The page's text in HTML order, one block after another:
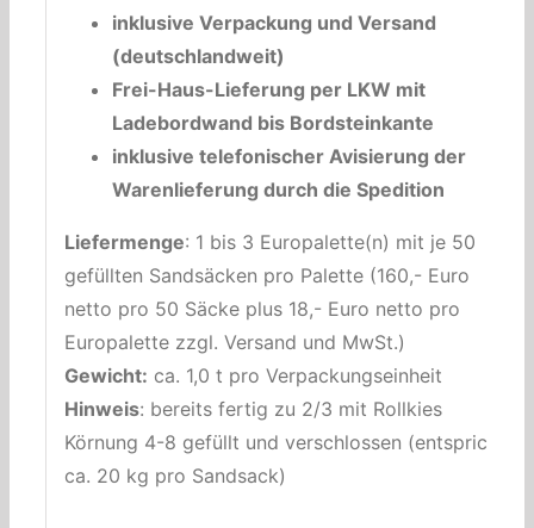
inklusive Verpackung und Versand
(deutschlandweit)
Frei-Haus-Lieferung per LKW mit
Ladebordwand bis Bordsteinkante
inklusive telefonischer Avisierung der
Warenlieferung durch die Spedition
Liefermenge: 1 bis 3 Europalette(n) mit je 50
gefüllten Sandsäcken pro Palette (160,- Euro
netto pro 50 Säcke plus 18,- Euro netto pro
Europalette zzgl. Versand und MwSt.)
Gewicht: ca. 1,0 t pro Verpackungseinheit
Hinweis: bereits fertig zu 2/3 mit Rollkies
Körnung 4-8 gefüllt und verschlossen (entspricht
ca. 20 kg pro Sandsack)